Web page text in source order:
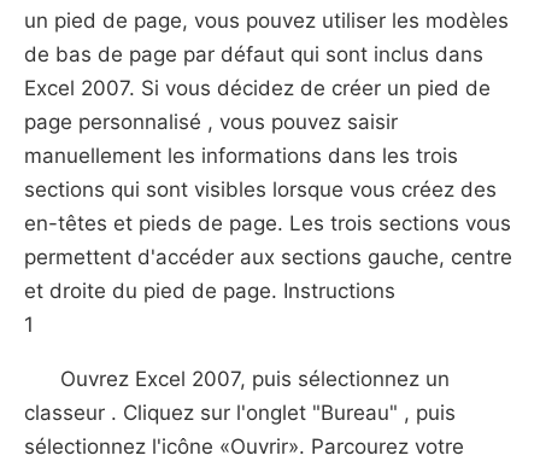
un pied de page, vous pouvez utiliser les modèles
de bas de page par défaut qui sont inclus dans
Excel 2007. Si vous décidez de créer un pied de
page personnalisé , vous pouvez saisir
manuellement les informations dans les trois
sections qui sont visibles lorsque vous créez des
en-têtes et pieds de page. Les trois sections vous
permettent d'accéder aux sections gauche, centre
et droite du pied de page. Instructions
1
Ouvrez Excel 2007, puis sélectionnez un
classeur . Cliquez sur l'onglet "Bureau" , puis
sélectionnez l'icône «Ouvrir». Parcourez votre